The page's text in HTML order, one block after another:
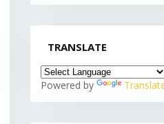
TRANSLATE
Powered by